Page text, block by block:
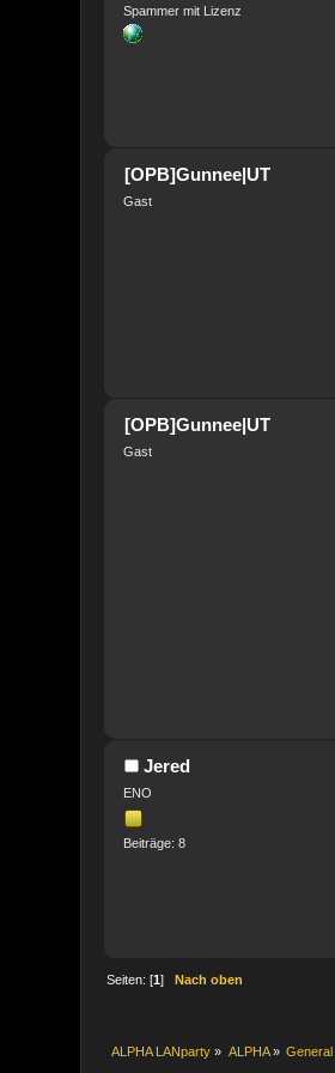
Spammer mit Lizenz
[OPB]Gunnee|UT
Gast
[OPB]Gunnee|UT
Gast
Jered
ENO
Beiträge: 8
Seiten: [1]Nach oben
ALPHA LANparty » ALPHA» General